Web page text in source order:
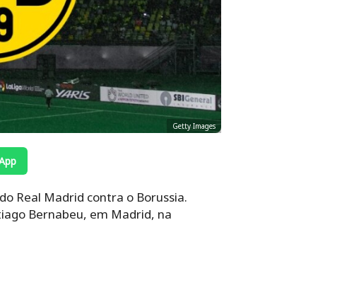
Getty Images
Real Madrid contra o Borussia.
Bernabeu, em Madrid, na